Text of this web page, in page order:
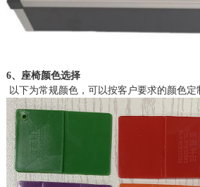
6、座椅颜色选择
以下为常规颜色，可以按客户要求的颜色定